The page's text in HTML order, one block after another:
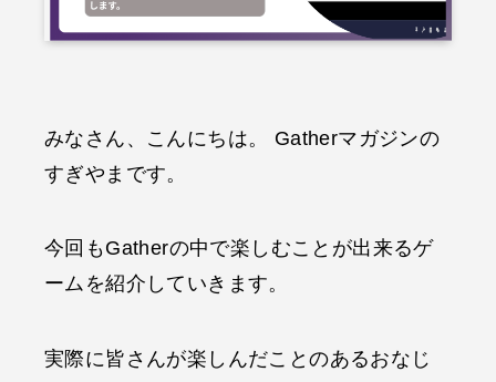
みなさん、こんにちは。 Gatherマガジンの
すぎやまです。
今回もGatherの中で楽しむことが出来るゲ
ームを紹介していきます。
実際に皆さんが楽しんだことのあるおなじ